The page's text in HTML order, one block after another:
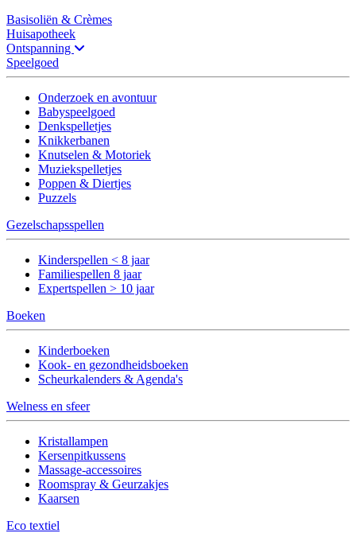
Basisoliën & Crèmes
Huisapotheek
Ontspanning
Speelgoed
Onderzoek en avontuur
Babyspeelgoed
Denkspelletjes
Knikkerbanen
Knutselen & Motoriek
Muziekspelletjes
Poppen & Diertjes
Puzzels
Gezelschapsspellen
Kinderspellen < 8 jaar
Familiespellen 8 jaar
Expertspellen > 10 jaar
Boeken
Kinderboeken
Kook- en gezondheidsboeken
Scheurkalenders & Agenda's
Welness en sfeer
Kristallampen
Kersenpitkussens
Massage-accessoires
Roomspray & Geurzakjes
Kaarsen
Eco textiel